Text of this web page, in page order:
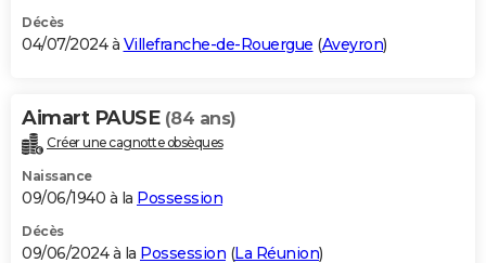
Décès
04/07/2024 à Villefranche-de-Rouergue (Aveyron)
Aimart PAUSE (84 ans)
Créer une cagnotte obsèques
Naissance
09/06/1940 à la Possession
Décès
09/06/2024 à la Possession (La Réunion)